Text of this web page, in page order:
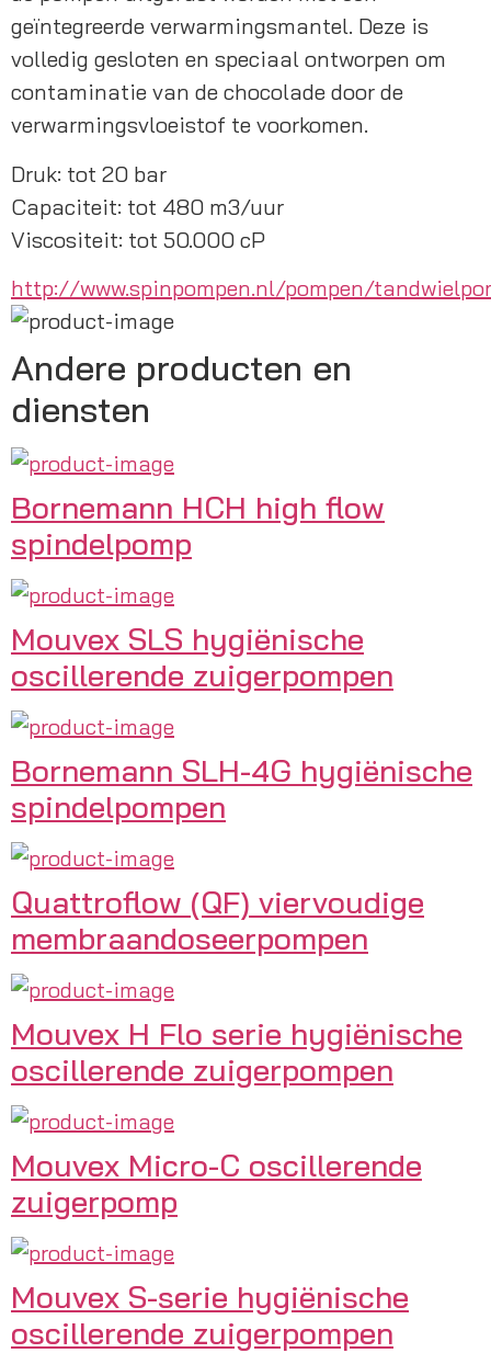
geïntegreerde verwarmingsmantel. Deze is
volledig gesloten en speciaal ontworpen om
contaminatie van de chocolade door de
verwarmingsvloeistof te voorkomen.
Druk: tot 20 bar
Capaciteit: tot 480 m3/uur
Viscositeit: tot 50.000 cP
http://www.spinpompen.nl/pompen/
Andere producten en
diensten
Bornemann HCH high flow
spindelpomp
Mouvex SLS hygiënische
oscillerende zuigerpompen
Bornemann SLH-4G hygiënische
spindelpompen
Quattroflow (QF) viervoudige
membraandoseerpompen
Mouvex H Flo serie hygiënische
oscillerende zuigerpompen
Mouvex Micro-C oscillerende
zuigerpomp
Mouvex S-serie hygiënische
oscillerende zuigerpompen